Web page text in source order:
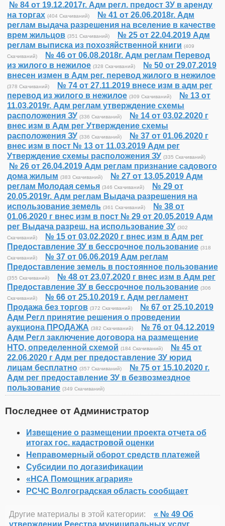
№ 84 от 19.12.2017г. Адм регл. предост 3У в аренду
на торгах (404 Скачиваний)
№ 41 от 26.06.2018г. Адм
реглам выдача разрешения на вселение в качестве
врем жильцов (351 Скачиваний)
№ 25 от 22.04.2019 Адм
реглам выписка из похозяйственной книги (409
Скачиваний)
№ 46 от 06.08.2018г. Адм реглам Перевод
из жилого в нежилое (328 Скачиваний)
№ 50 от 29.07.2019
внесен измен в Адм рег. перевод жилого в нежилое
(378 Скачиваний)
№ 74 от 27.11.2019 внесе изм в адм рег
перевод из жилого в нежилое (309 Скачиваний)
№ 13 от
11.03.2019г. Адм реглам утверждение схемы
расположения ЗУ (336 Скачиваний)
№ 14 от 03.02.2020 г
внес изм в Адм рег Утверждение схемы
расположения ЗУ (336 Скачиваний)
№ 37 от 01.06.2020 г
внес изм в пост № 13 от 11.03.2019 Адм рег
Утверждение схемы расположения ЗУ (335 Скачиваний)
№ 26 от 26.04.2019 Адм реглам признание садового
дома жилым (383 Скачиваний)
№ 27 от 13.05.2019 Адм
реглам Молодая семья (346 Скачиваний)
№ 29 от
20.05.2019г. Адм реглам Выдача разрешения на
использование земель (361 Скачиваний)
№ 38 от
01.06.2020 г внес изм в пост № 29 от 20.05.2019 Адм
рег Выдача разреш. на использование ЗУ (302
Скачиваний)
№ 15 от 03.02.2020 г внес изм в Адм рег
Предоставление ЗУ в бессрочное пользование (318
Скачиваний)
№ 37 от 06.06.2019 Адм реглам
Предоставление земель в постоянное пользование
(355 Скачиваний)
№ 48 от 23.07.2020 г внес изм в Адм рег
Предоставление ЗУ в бессрочное пользование (306
Скачиваний)
№ 66 от 25.10.2019 г. Адм регламент
Продажа без торгов (372 Скачиваний)
№ 67 от 25.10.2019
Адм Регл принятие решения о проведении
аукциона ПРОДАЖА (382 Скачиваний)
№ 76 от 04.12.2019
Адм Регл заключение договора на размещение
НТО, определенной схемой (184 Скачиваний)
№ 45 от
22.06.2020 г Адм рег предоставление ЗУ юрид
лицам бесплатно (357 Скачиваний)
№ 75 от 15.10.2020 г.
Адм рег предоставление ЗУ в безвозмездное
пользование (349 Скачиваний)
Последнее от Администратор
Извещение о размещении проекта отчета об
итогах гос. кадастровой оценки
Неправомерный оборот средств платежей
Субсидии по догазификации
«НСА Помощник агрария»
РСЧС Волгоградская область сообщает
Другие материалы в этой категории:
« № 49 Об
утверждении Реестра муниципальных услуг